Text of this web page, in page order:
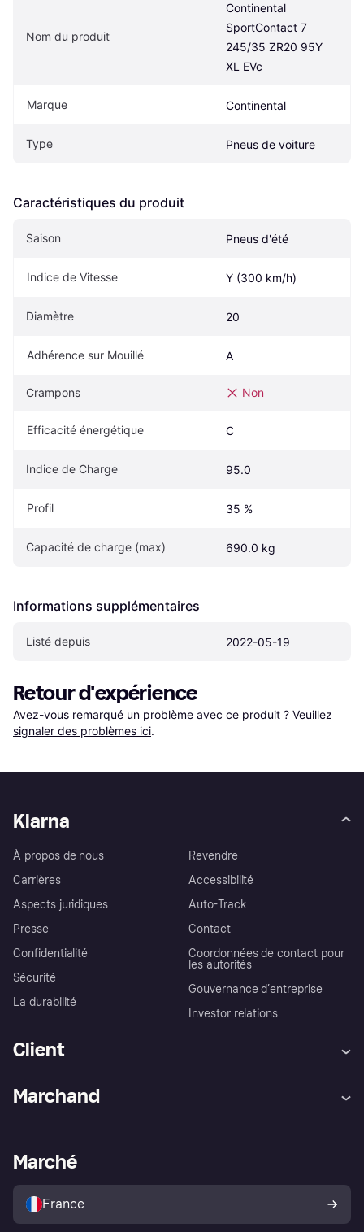
Nom du produit
Continental
SportContact 7
245/35 ZR20 95Y
XL EVc
Marque Continental
Type Pneus de voiture
Caractéristiques du produit
Saison Pneus d'été
Indice de Vitesse Y (300 km/h)
Diamètre 20
Adhérence sur Mouillé A
Crampons Non
Efficacité énergétique C
Indice de Charge 95.0
Profil 35 %
Capacité de charge (max) 690.0 kg
Informations supplémentaires
Listé depuis 2022-05-19
Retour d'expérience
Avez-vous remarqué un problème avec ce produit ? Veuillez
signaler des problèmes ici.
Klarna
À propos de nous
Carrières
Aspects juridiques
Presse
Confidentialité
Sécurité
La durabilité
Revendre
Accessibilité
Auto-Track
Contact
Coordonnées de contact pour
les autorités
Gouvernance d’entreprise
Investor relations
Client
Explorez les magasins
Politique de protection de
l’acheteur Klarna
Marchand
Portail Marchand
Marché
France